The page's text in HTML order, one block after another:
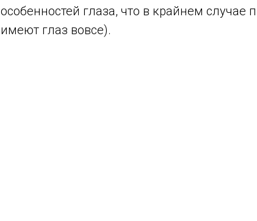
особенностей глаза, что в крайнем
имеют глаз вовсе).